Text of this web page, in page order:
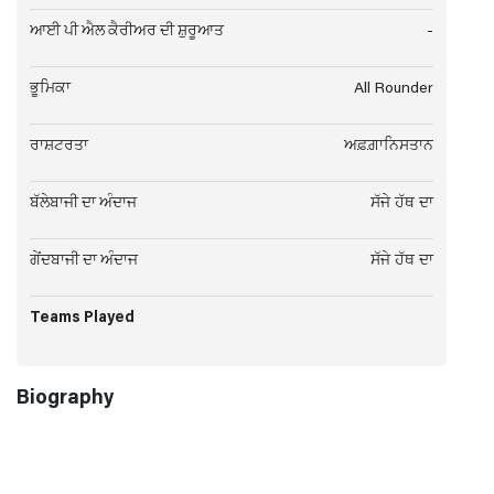
ਆਈ ਪੀ ਐਲ ਕੈਰੀਅਰ ਦੀ ਸ਼ੁਰੂਆਤ -
ਭੂਮਿਕਾ All Rounder
ਰਾਸ਼ਟਰਤਾ ਅਫ਼ਗ਼ਾਨਿਸਤਾਨ
ਬੱਲੇਬਾਜੀ ਦਾ ਅੰਦਾਜ ਸੱਜੇ ਹੱਥ ਦਾ
ਗੇਂਦਬਾਜੀ ਦਾ ਅੰਦਾਜ ਸੱਜੇ ਹੱਥ ਦਾ
Teams Played
Biography